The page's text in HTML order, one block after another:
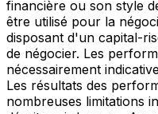
financière ou son style
être utilisé pour la
disposant d'un capital-
de négocier. Les
nécessairement
Les résultats des
nombreuses limitations